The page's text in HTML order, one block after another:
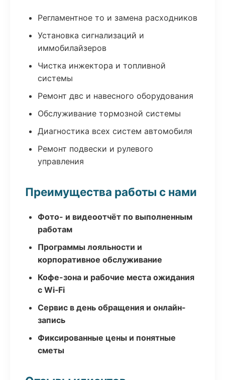
Регламентное то и замена расходников
Установка сигнализаций и
иммобилайзеров
Чистка инжектора и топливной
системы
Ремонт двс и навесного оборудования
Обслуживание тормозной системы
Диагностика всех систем автомобиля
Ремонт подвески и рулевого
управления
Преимущества работы с нами
Фото- и видеоотчёт по выполненным
работам
Программы лояльности и
корпоративное обслуживание
Кофе-зона и рабочие места ожидания
с Wi‑Fi
Сервис в день обращения и онлайн-
запись
Фиксированные цены и понятные
сметы